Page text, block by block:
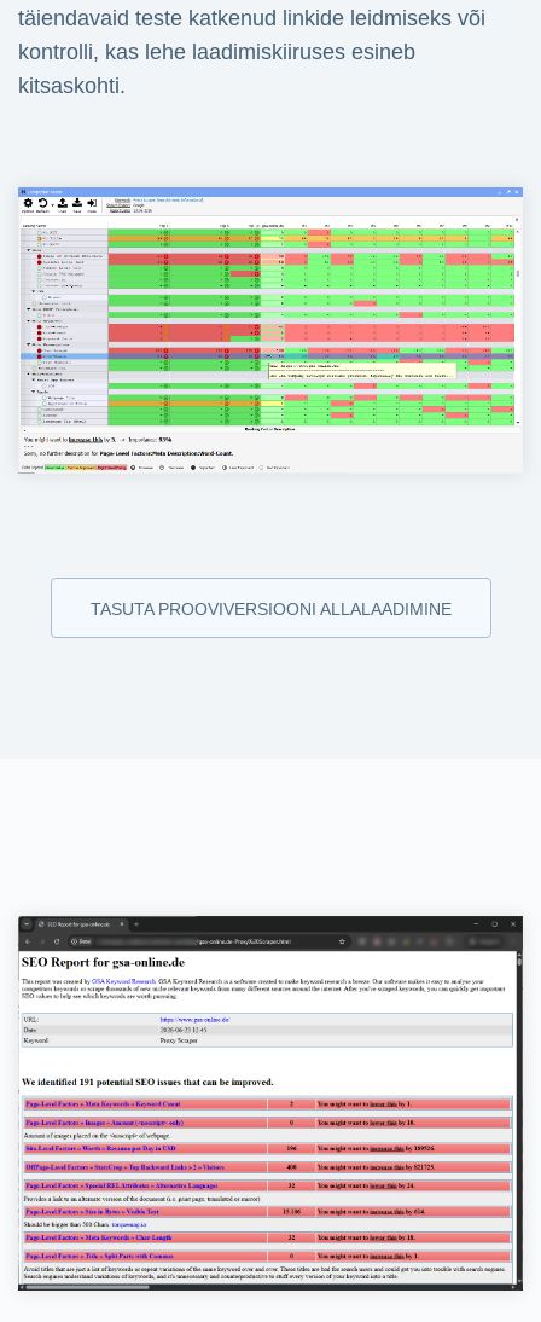
täiendavaid teste katkenud linkide leidmiseks või
kontrolli, kas lehe laadimiskiiruses esineb
kitsaskohti.
TASUTA PROOVIVERSIOONI ALLALAADIMINE